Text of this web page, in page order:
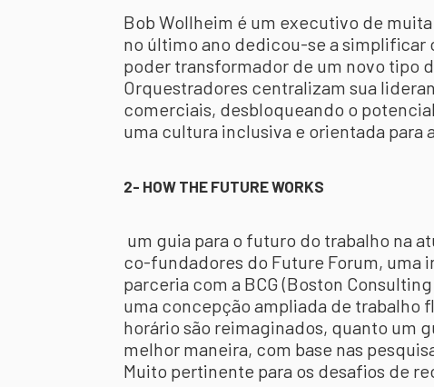
Bob Wollheim é um executivo de
no último ano dedicou-se a simplificar
poder transformador de um novo tipo
Orquestradores centralizam sua
comerciais, desbloqueando o
uma cultura inclusiva e orientada para
2- HOW THE FUTURE WORKS
um guia para o futuro do trabalho na
co-fundadores do Future Forum, uma
parceria com a BCG (Boston
uma concepção ampliada de trabalho
horário são reimaginados, quanto um
melhor maneira, com base nas
Muito pertinente para os desafios de